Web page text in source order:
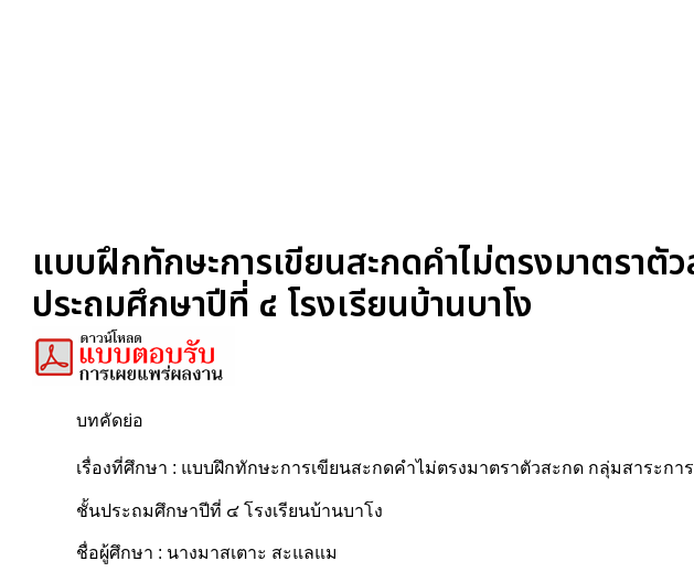
แบบฝึกทักษะการเขียนสะกดคำไม่ตรงมาตราตั
ประถมศึกษาปีที่ ๔ โรงเรียนบ้านบาโง
บทคัดย่อ
เรื่องที่ศึกษา : แบบฝึกทักษะการเขียนสะกดคำไม่ตรงมาตราตัวสะกด กลุ่มสาระกา
ชั้นประถมศึกษาปีที่ ๔ โรงเรียนบ้านบาโง
ชื่อผู้ศึกษา : นางมาสเตาะ สะแลแม